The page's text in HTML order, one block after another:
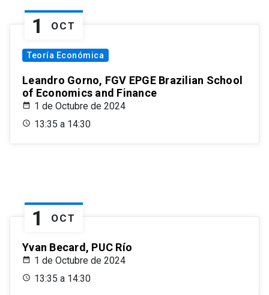
1 OCT
Teoría Económica
Leandro Gorno, FGV EPGE Brazilian School
of Economics and Finance
1 de Octubre de 2024
13:35 a 14:30
1 OCT
Yvan Becard, PUC Río
1 de Octubre de 2024
13:35 a 14:30